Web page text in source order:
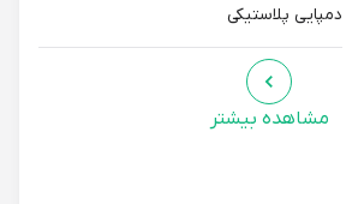
دمپایی پلاستیکی
مشاهده بیشتر